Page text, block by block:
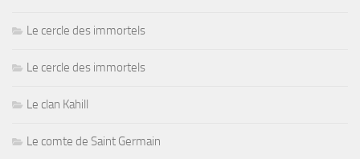
Le cercle des immortels
Le cercle des immortels
Le clan Kahill
Le comte de Saint Germain